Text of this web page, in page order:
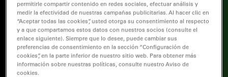
permitirle compartir contenido en redes sociales, efectuar análisis y
medir la efectividad de nuestras campañas publicitarias. Al hacer clic en
“Aceptar todas las cookies”, usted otorga su consentimiento al respecto
y a que compartamos estos datos con nuestros socios (consulte el
enlace siguiente). Siempre que lo desee, puede cambiar sus
preferencias de consentimiento en la sección “Configuración de
cookies”, en la parte inferior de nuestro sitio web. Para obtener más
información sobre nuestras políticas, consulte nuestro Aviso de
cookies.